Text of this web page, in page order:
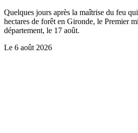
Quelques jours après la maîtrise du feu
hectares de forêt en Gironde, le Premier
département, le 17 août.
Le 6 août 2026